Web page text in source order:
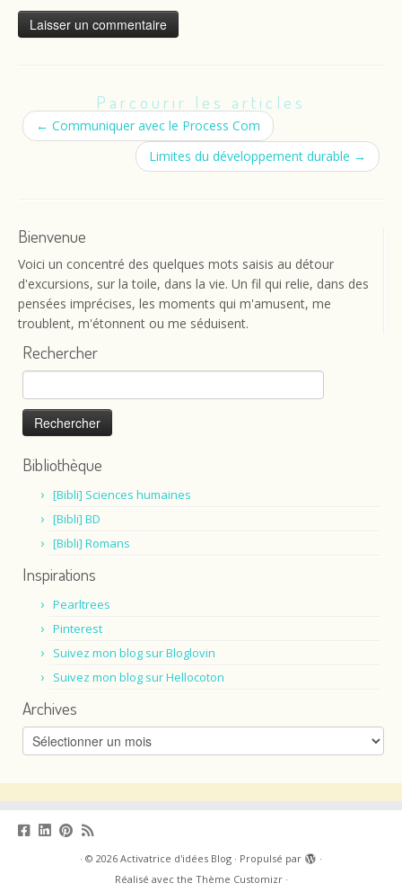
Parcourir les articles
← Communiquer avec le Process Com
Limites du développement durable →
Bienvenue
Voici un concentré des quelques mots saisis au détour
d'excursions, sur la toile, dans la vie. Un fil qui relie, dans des
pensées imprécises, les moments qui m'amusent, me
troublent, m'étonnent ou me séduisent.
Rechercher
Rechercher :
Bibliothèque
[Bibli] Sciences humaines
[Bibli] BD
[Bibli] Romans
Inspirations
Pearltrees
Pinterest
Suivez mon blog sur Bloglovin
Suivez mon blog sur Hellocoton
Archives
Archives
· © 2026 Activatrice d'idées Blog · Propulsé par
·
Réalisé avec the Thème Customizr·